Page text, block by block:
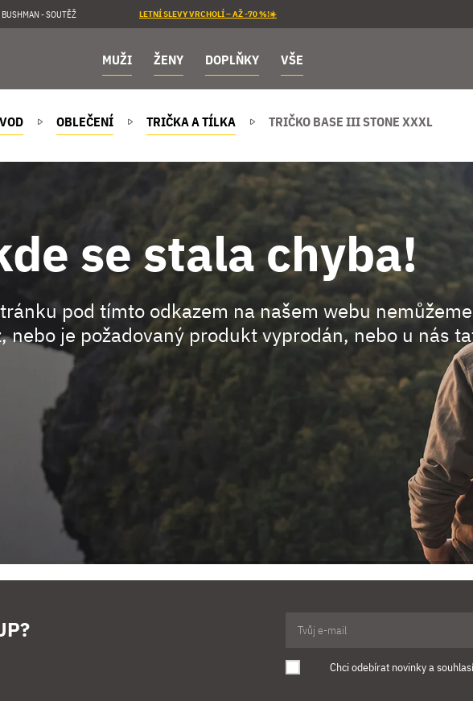
BUSHMAN - SOUTĚŽ LETNÍ SLEVY VRCHOLÍ – AŽ -70 %!☀️
MUŽI ŽENY DOPLŇKY VŠE
OBLEČENÍ TRIČKA A TÍLKA TRIČKO BASE III STONE XXXL
se stala chyba!
pod tímto odkazem na našem webu
nebo je požadovaný produkt vyprodán, nebo u nás
Chci odebírat novinky a